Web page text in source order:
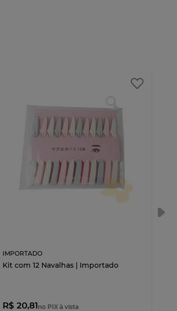
IMPORTADO
Kit com 12 Navalhas | Importado
R$ 20,81no PIX à vista